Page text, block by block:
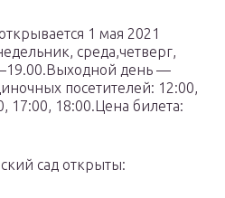
1 мая 2021
среда,четверг,
–19.00.Выходной день —
посетителей: 12:00,
17:00, 18:00.Цена билета:
сад открыты: